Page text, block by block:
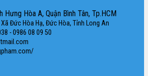
Hưng Hòa A, Quận Bình Tân, Tp.HCM
Xã Đức Hòa Hạ, Đức Hòa, Tỉnh Long An
- 0986 08 09 50